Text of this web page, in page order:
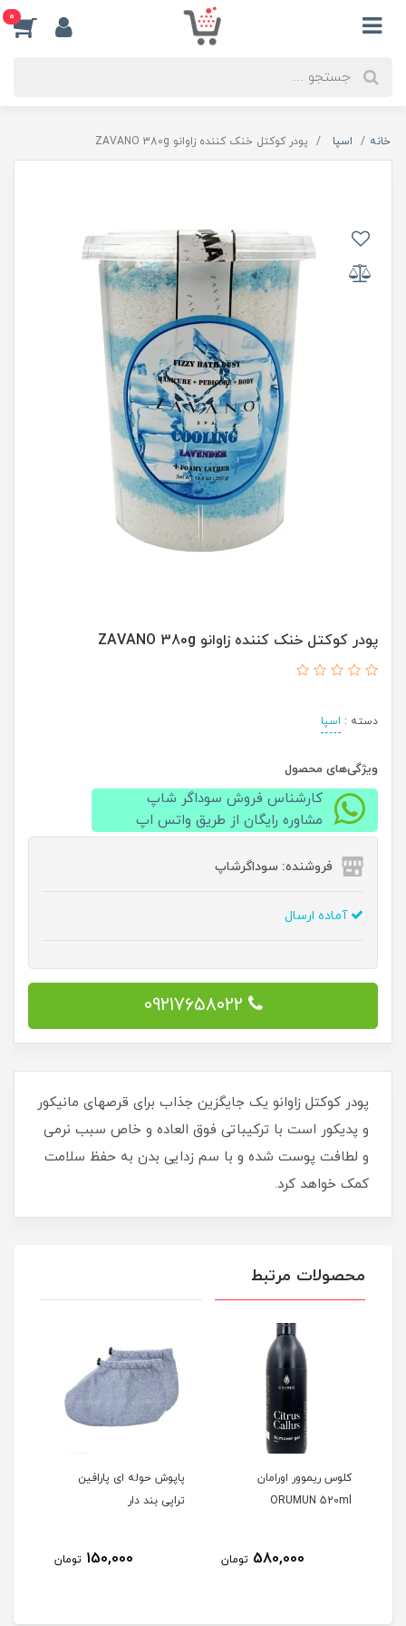
0
خانه اسپا پودر کوکتل خنک کننده زاوانو ZAVANO 380g
پودر کوکتل خنک کننده زاوانو ZAVANO 380g
دسته : اسپا
ویژگی‌های محصول
کارشناس فروش سوداگر شاپ
مشاوره رایگان از طریق واتس اپ
فروشنده: سوداگرشاپ
آماده ارسال
09217658022
پودر کوکتل زاوانو یک جایگزین جذاب برای قرصهای مانیکور
و پدیکور است با ترکیباتی فوق العاده و خاص سبب نرمی
و لطافت پوست شده و با سم زدایی بدن به حفظ سلامت
کمک خواهد کرد.
محصولات مرتبط
کلوس ریموور اورامان
ORUMUN 520ml
580,000 تومان
پاپوش حوله ای پارافین
تراپی بند دار
150,000 تومان